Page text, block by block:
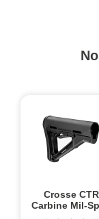
Crosse CTR
Carbine Mil-